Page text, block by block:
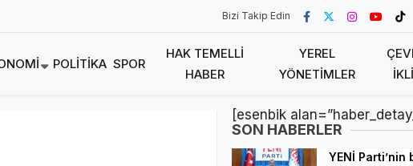
Bizi Takip Edin
POLITIKA SPOR
HAK TEMELLI
HABER
YEREL
YÖNETIMLER
[esenbik
SON HABERLER
YENİ Parti’nin